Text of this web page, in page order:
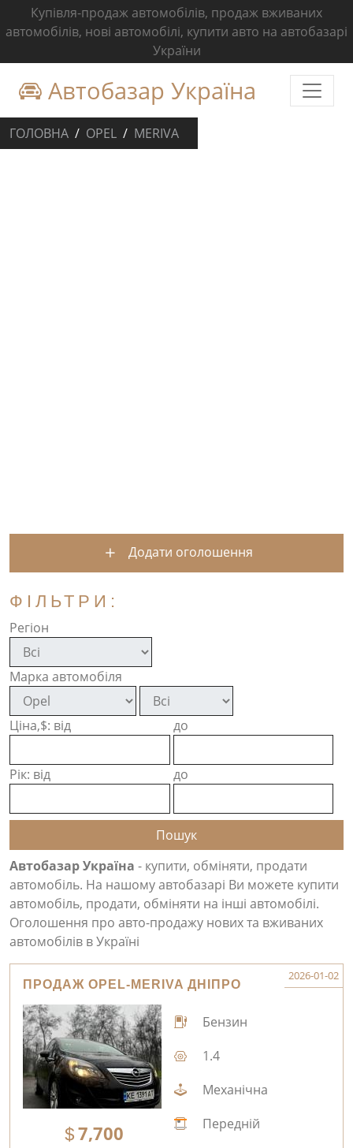
Купівля-продаж автомобілів, продаж вживаних
автомобілів, нові автомобілі, купити авто на автобазарі
України
Автобазар Україна
ГОЛОВНА OPEL MERIVA
Додати оголошення
ФІЛЬТРИ:
Регіон
Марка автомобіля
Ціна,$: від до
Рік: від до
Автобазар Україна - купити, обміняти, продати
автомобіль. На нашому автобазарі Ви можете купити
автомобіль, продати, обміняти на інші автомобілі.
Оголошення про авто-продажу нових та вживаних
автомобілів в Україні
ПРОДАЖ OPEL-MERIVA ДНІПРО
2026-01-02
7,700
Бензин
1.4
Механічна
Передній